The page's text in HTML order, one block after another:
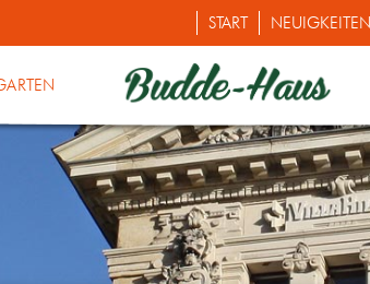
START NEUIGKEITEN